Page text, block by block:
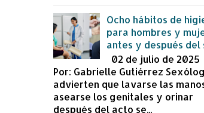
Ocho hábitos de
para hombres y
antes y después del
02 de julio de 2025
Por: Gabrielle Gutiérrez
advierten que lavarse las
asearse los genitales y orinar
después del acto se...